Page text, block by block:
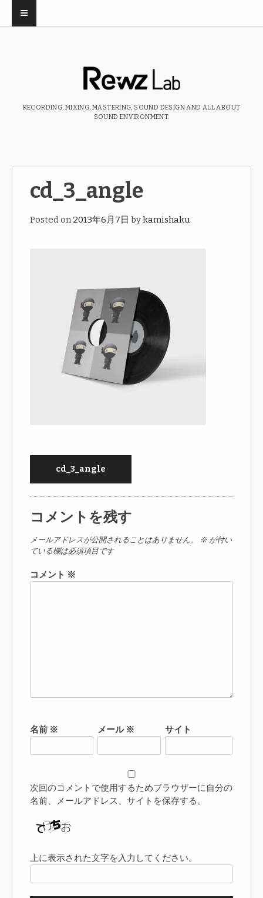
RECORDING, MIXING, MASTERING, SOUND DESIGN AND ALL ABOUT
SOUND ENVIRONMENT.
cd_3_angle
Posted on2013年6月7日 bykamishaku
cd_3_angle
コメントを残す
メールアドレスが公開されることはありません。 ※ が付い
ている欄は必須項目です
コメント ※
名前 ※ メール ※ サイト
次回のコメントで使用するためブラウザーに自分の
名前、メールアドレス、サイトを保存する。
上に表示された文字を入力してください。